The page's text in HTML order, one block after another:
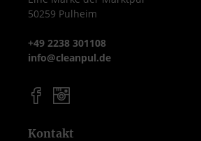
50259 Pulheim
+49 2238 301108
info@cleanpul.de
Kontakt